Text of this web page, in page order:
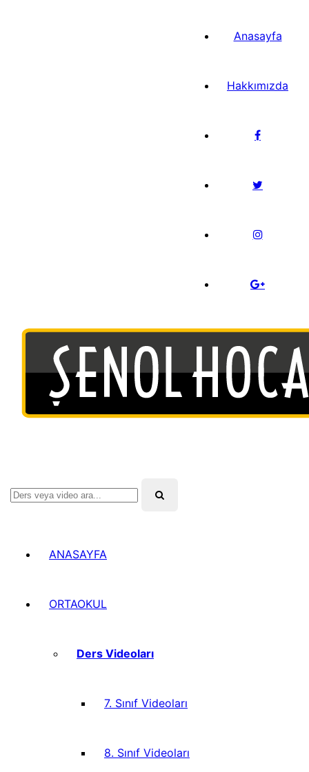
Anasayfa
Hakkımızda
ANASAYFA
ORTAOKUL
Ders Videoları
7. Sınıf Videoları
8. Sınıf Videoları